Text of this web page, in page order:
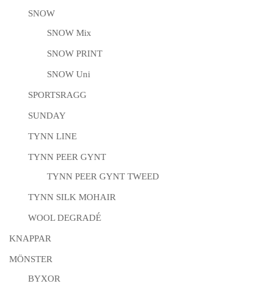
SNOW
SNOW Mix
SNOW PRINT
SNOW Uni
SPORTSRAGG
SUNDAY
TYNN LINE
TYNN PEER GYNT
TYNN PEER GYNT TWEED
TYNN SILK MOHAIR
WOOL DEGRADÉ
KNAPPAR
MÖNSTER
BYXOR